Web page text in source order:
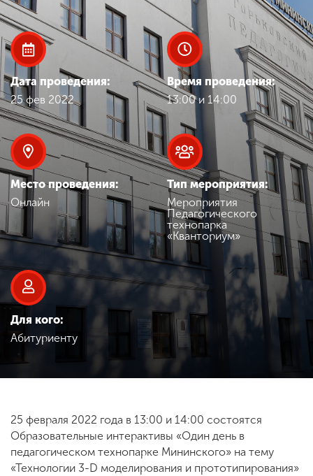
Абитуриенту
Обучение
Наука
Международная
деятельность
Другие виды
деятельности
Студенческая жизнь
Сведения об
образовательной
ENG SPN CHI
Дата проведения:
25 фев 2022
Время проведения:
13:00 и 14:00
Место проведения:
Онлайн
Тип мероприятия:
Мероприятия
Педагогического
технопарка
«Кванториум»
Для кого:
Абитуриенту
25 февраля 2022 года в 13:00 и 14:00 состоятся
Образовательные интерактивы «Один день в
педагогическом технопарке Мининского» на тему
«Технологии 3-D моделирования и прототипирования»